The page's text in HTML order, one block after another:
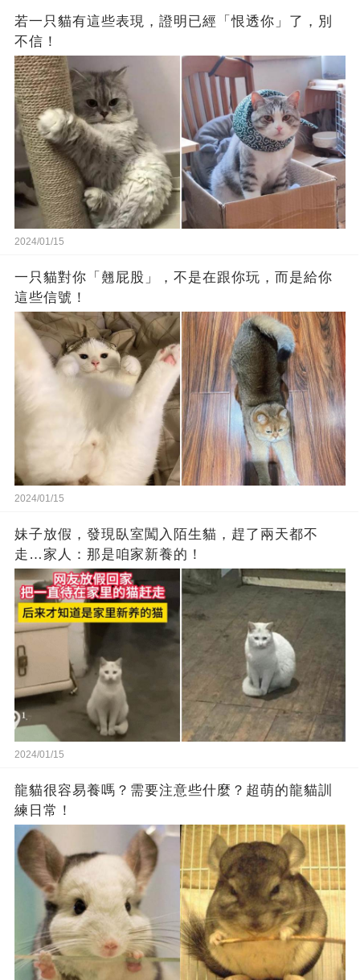
若一只貓有這些表現，證明已經「恨透你」了，別
不信！
2024/01/15
一只貓對你「翹屁股」，不是在跟你玩，而是給你
這些信號！
2024/01/15
妹子放假，發現臥室闖入陌生貓，趕了兩天都不
走…家人：那是咱家新養的！
2024/01/15
龍貓很容易養嗎？需要注意些什麼？超萌的龍貓訓
練日常！